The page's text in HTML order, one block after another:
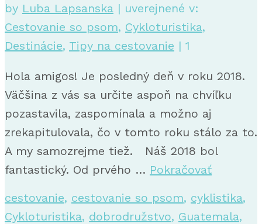
by Luba Lapsanska | uverejnené v:
Cestovanie so psom, Cykloturistika,
Destinácie, Tipy na cestovanie | 1
Hola amigos! Je posledný deň v roku 2018.
Väčšina z vás sa určite aspoň na chvíľku
pozastavila, zaspomínala a možno aj
zrekapitulovala, čo v tomto roku stálo za to.
A my samozrejme tiež. Náš 2018 bol
fantastický. Od prvého … Pokračovať
cestovanie, cestovanie so psom, cyklistika,
Cykloturistika, dobrodružstvo, Guatemala,